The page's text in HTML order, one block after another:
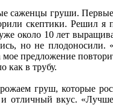
саженцы груши.
скептики. Решил
около 10 лет
но не
мое предложение
как в трубу.
груш, которые
вкус.